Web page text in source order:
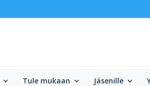
Tule mukaan Jäsenille